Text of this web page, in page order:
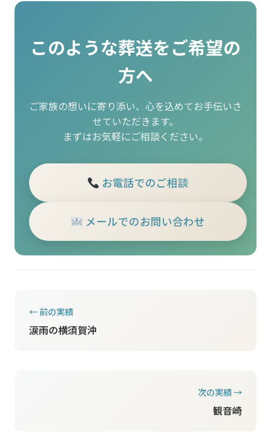
このような葬送をご希望の
方へ
ご家族の想いに寄り添い、心を込めてお手伝いさ
せていただきます。
まずはお気軽にご相談ください。
お電話でのご相談
メールでのお問い合わせ
← 前の実績
涙雨の横須賀沖
次の実績 →
観音崎